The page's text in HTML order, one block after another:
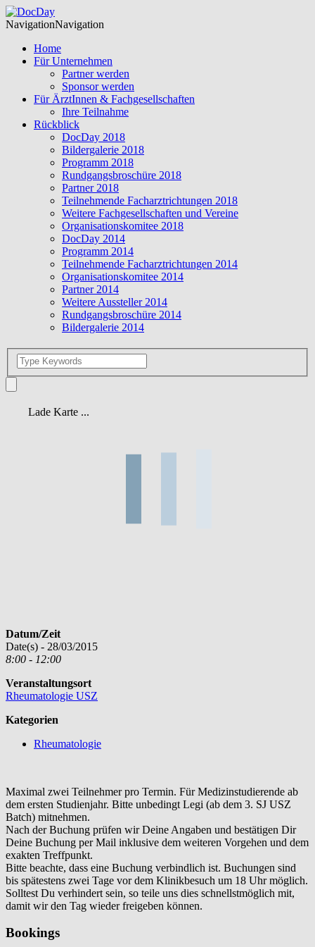
NavigationNavigation
Home
Für Unternehmen
Partner werden
Sponsor werden
Für ÄrztInnen & Fachgesellschaften
Ihre Teilnahme
Rückblick
DocDay 2018
Bildergalerie 2018
Programm 2018
Rundgangsbroschüre 2018
Partner 2018
Teilnehmende Facharztrichtungen 2018
Weitere Fachgesellschaften und Vereine
Organisationskomitee 2018
DocDay 2014
Programm 2014
Teilnehmende Facharztrichtungen 2014
Organisationskomitee 2014
Partner 2014
Weitere Aussteller 2014
Rundgangsbroschüre 2014
Bildergalerie 2014
Lade Karte ...
Datum/Zeit
Date(s) - 28/03/2015
8:00 - 12:00
Veranstaltungsort
Rheumatologie USZ
Kategorien
Rheumatologie
Maximal zwei Teilnehmer pro Termin. Für Medizinstudierende ab
dem ersten Studienjahr. Bitte unbedingt Legi (ab dem 3. SJ USZ
Batch) mitnehmen.
Nach der Buchung prüfen wir Deine Angaben und bestätigen Dir
Deine Buchung per Mail inklusive dem weiteren Vorgehen und dem
exakten Treffpunkt.
Bitte beachte, dass eine Buchung verbindlich ist. Buchungen sind
bis spätestens zwei Tage vor dem Klinikbesuch um 18 Uhr möglich.
Solltest Du verhindert sein, so teile uns dies schnellstmöglich mit,
damit wir den Tag wieder freigeben können.
Bookings